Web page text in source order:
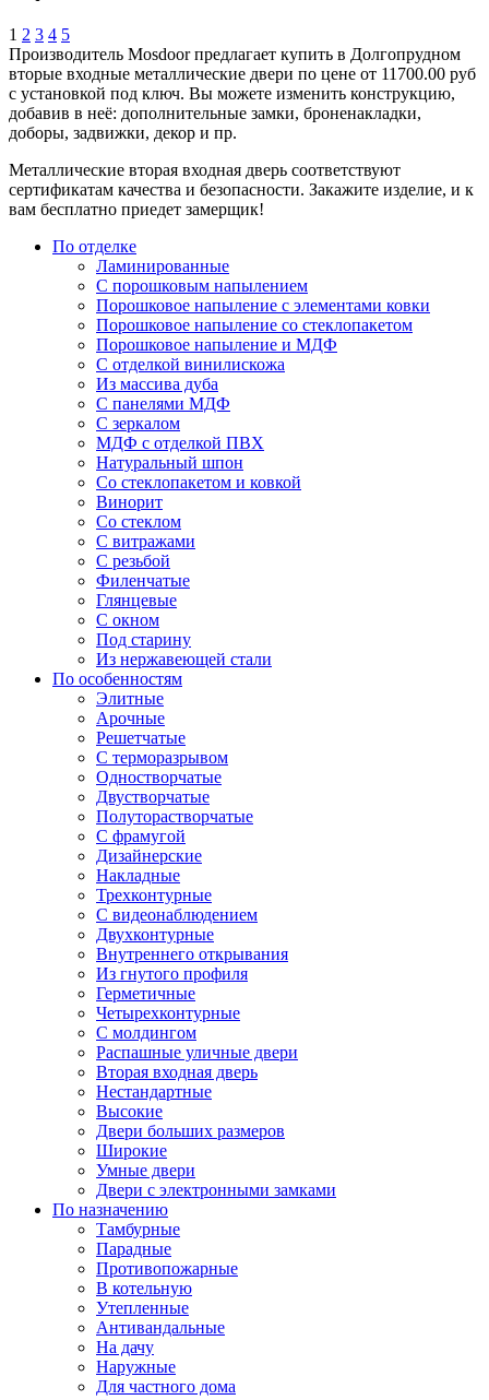
1 2 3 4 5
Производитель Mosdoor предлагает купить в Долгопрудном
вторые входные металлические двери по цене от 11700.00 руб
с установкой под ключ. Вы можете изменить конструкцию,
добавив в неё: дополнительные замки, броненакладки,
доборы, задвижки, декор и пр.
Металлические вторая входная дверь соответствуют
сертификатам качества и безопасности. Закажите изделие, и к
вам бесплатно приедет замерщик!
По отделке
Ламинированные
С порошковым напылением
Порошковое напыление с элементами ковки
Порошковое напыление со стеклопакетом
Порошковое напыление и МДФ
С отделкой винилискожа
Из массива дуба
С панелями МДФ
С зеркалом
МДФ с отделкой ПВХ
Натуральный шпон
Со стеклопакетом и ковкой
Винорит
Со стеклом
С витражами
С резьбой
Филенчатые
Глянцевые
С окном
Под старину
Из нержавеющей стали
По особенностям
Элитные
Арочные
Решетчатые
С терморазрывом
Одностворчатые
Двустворчатые
Полуторастворчатые
С фрамугой
Дизайнерские
Накладные
Трехконтурные
С видеонаблюдением
Двухконтурные
Внутреннего открывания
Из гнутого профиля
Герметичные
Четырехконтурные
С молдингом
Распашные уличные двери
Вторая входная дверь
Нестандартные
Высокие
Двери больших размеров
Широкие
Умные двери
Двери с электронными замками
По назначению
Тамбурные
Парадные
Противопожарные
В котельную
Утепленные
Антивандальные
На дачу
Наружные
Для частного дома